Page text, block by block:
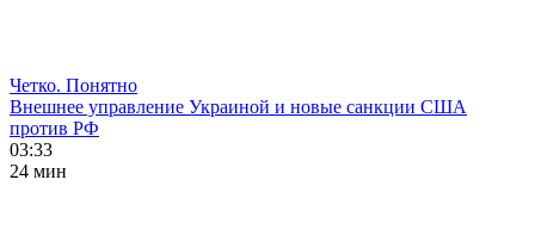
Четко. Понятно
Внешнее управление Украиной и новые санкции США
против РФ
03:33
24 мин